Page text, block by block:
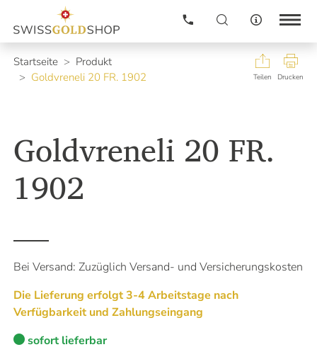
Neuheiten
Edelmetallkurse
Preisanpassung alle 5 Minuten.
Edelmetallkursen pro KG in
Schweizer Franken (CHF)
SILBER 1'650.14
PLATIN 45'376.87
Kontakt
Login
Silber
Altgold verkaufen
Preisliste
Startseite
Produkt
Goldvreneli 20 FR. 1902
Teilen Drucken
Goldvreneli 20 FR.
1902
Bei Versand: Zuzüglich Versand- und Versicherungskosten
Die Lieferung erfolgt 3-4 Arbeitstage nach
Verfügbarkeit und Zahlungseingang
sofort lieferbar
Nach was suchen Sie?
Unser Kompass weist Ihnen gerne den Weg.